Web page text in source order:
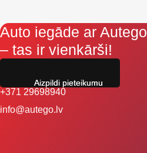
Auto iegāde ar Autego
– tas ir vienkārši!
+371 29698940
info@autego.lv